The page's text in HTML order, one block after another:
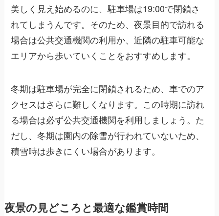
美しく見え始めるのに、駐車場は19:00で閉鎖さ
れてしまうんです。そのため、夜景目的で訪れる
場合は公共交通機関の利用か、近隣の駐車可能な
エリアから歩いていくことをおすすめします。
冬期は駐車場が完全に閉鎖されるため、車でのア
クセスはさらに難しくなります。この時期に訪れ
る場合は必ず公共交通機関を利用しましょう。た
だし、冬期は園内の除雪が行われていないため、
積雪時は歩きにくい場合があります。
夜景の見どころと最適な鑑賞時間